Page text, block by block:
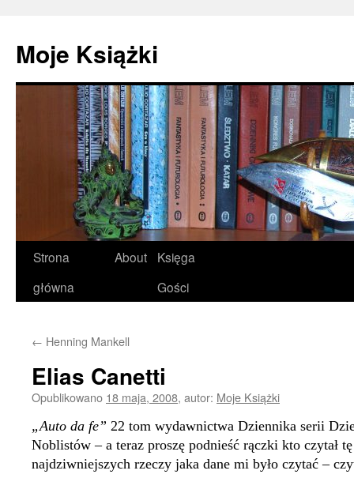
treści
Moje Książki
Strona
główna
About
Księga
Gości
← Henning Mankell
Elias Canetti
Opublikowano 18 maja, 2008, autor: Moje Książki
„Auto da fe” 22 tom wydawnictwa Dziennika serii
Noblistów – a teraz proszę podnieść rączki kto czytał
najdziwniejszych rzeczy jaka dane mi było czytać –